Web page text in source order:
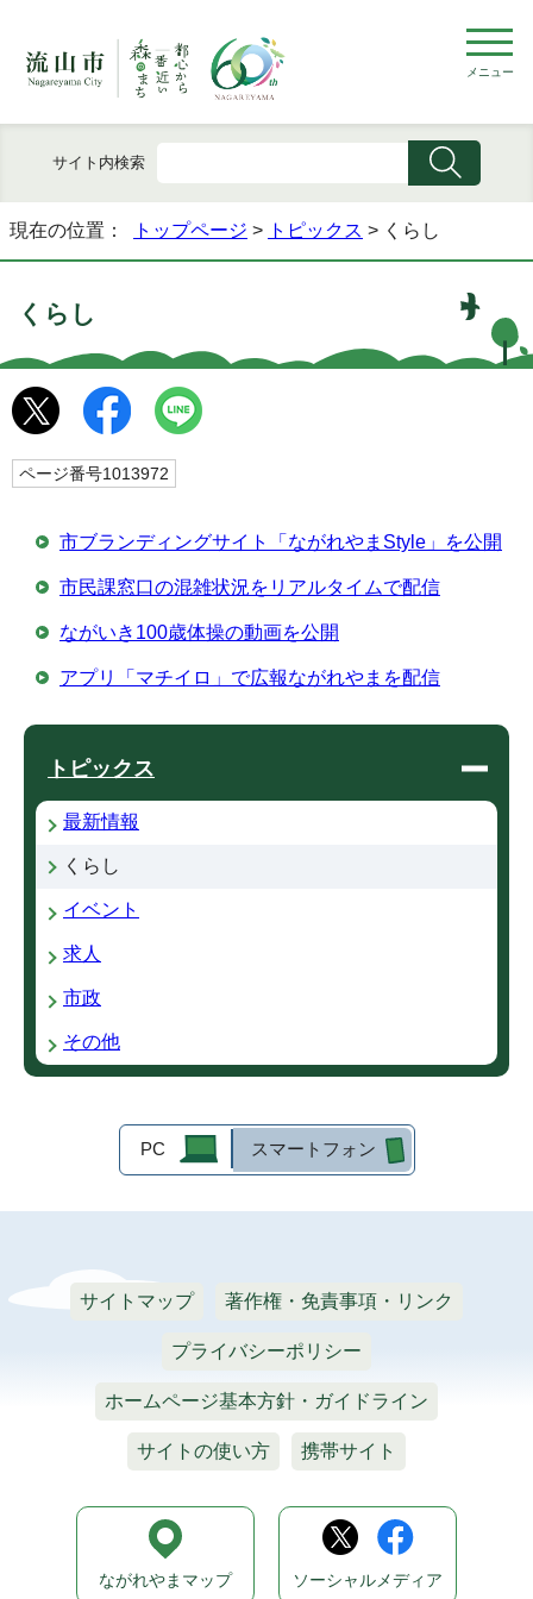
メニュー
サイト内検索
現在の位置： トップページ > トピックス > くらし
くらし
ページ番号1013972
市ブランディングサイト「ながれやまStyle」を公開
市民課窓口の混雑状況をリアルタイムで配信
ながいき100歳体操の動画を公開
アプリ「マチイロ」で広報ながれやまを配信
トピックス
最新情報
くらし
イベント
求人
市政
その他
PC スマートフォン
サイトマップ 著作権・免責事項・リンク
プライバシーポリシー
ホームページ基本方針・ガイドライン
サイトの使い方 携帯サイト
ながれやまマップ ソーシャルメディア